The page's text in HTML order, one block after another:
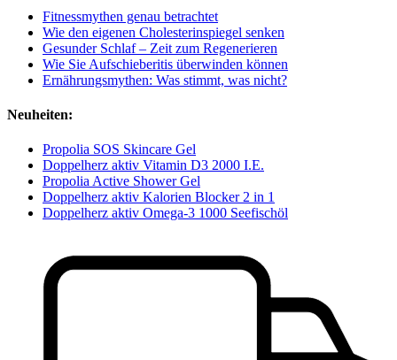
Fitnessmythen genau betrachtet
Wie den eigenen Cholesterinspiegel senken
Gesunder Schlaf – Zeit zum Regenerieren
Wie Sie Aufschieberitis überwinden können
Ernährungsmythen: Was stimmt, was nicht?
Neuheiten:
Propolia SOS Skincare Gel
Doppelherz aktiv Vitamin D3 2000 I.E.
Propolia Active Shower Gel
Doppelherz aktiv Kalorien Blocker 2 in 1
Doppelherz aktiv Omega-3 1000 Seefischöl